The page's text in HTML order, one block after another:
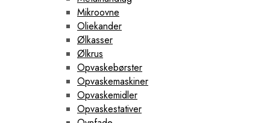
Mikroovne
Oliekander
Ølkasser
Ølkrus
Opvaskebørster
Opvaskemaskiner
Opvaskemidler
Opvaskestativer